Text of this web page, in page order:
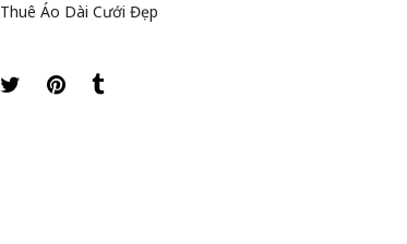
Thuê Áo Dài Cưới Đẹp